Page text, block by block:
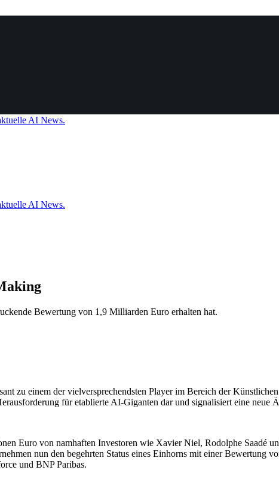
Bewertung von 1,9 Milliarden Euro erhalten hat.
zu einem der vielversprechendsten Player im Bereich der
für etablierte AI-Giganten dar und signalisiert eine neue
Euro von namhaften Investoren wie Xavier Niel, Rodolphe Saadé
nun den begehrten Status eines Einhorns mit einer Bewertung
und BNP Paribas.